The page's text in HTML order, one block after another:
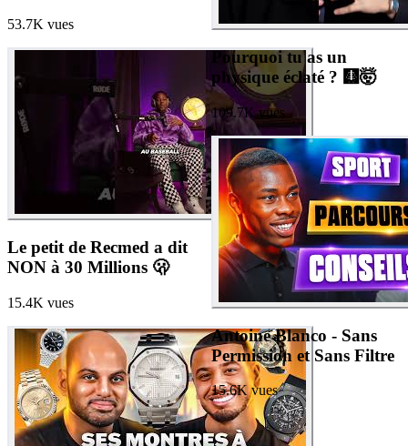
53.7K vues
Le petit de Recmed a dit
NON à 30 Millions 🫢
15.4K vues
Pourquoi tu as un
physique éclaté ? 🩻🤯
109.7K vues
Antoine Blanco - Sans
Permission et Sans Filtre
15.6K vues